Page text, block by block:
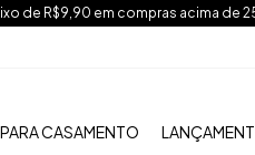
de R$9,90 em compras acima de
CASAMENTO